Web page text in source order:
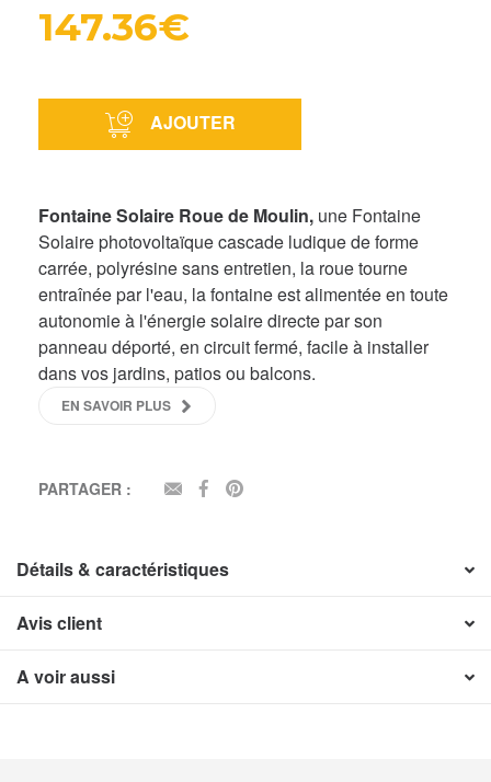
147.36€
AJOUTER
Fontaine Solaire Roue de Moulin, une Fontaine
Solaire photovoltaïque cascade ludique de forme
carrée, polyrésine sans entretien, la roue tourne
entraînée par l'eau, la fontaine est alimentée en toute
autonomie à l'énergie solaire directe par son
panneau déporté, en circuit fermé, facile à installer
dans vos jardins, patios ou balcons.
EN SAVOIR PLUS
PARTAGER : EMAILFACEBOOK
Détails & caractéristiques
Avis client
A voir aussi